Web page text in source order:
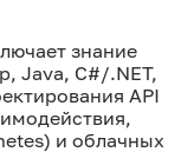
знание
Java, C#/.NET,
API
и облачных